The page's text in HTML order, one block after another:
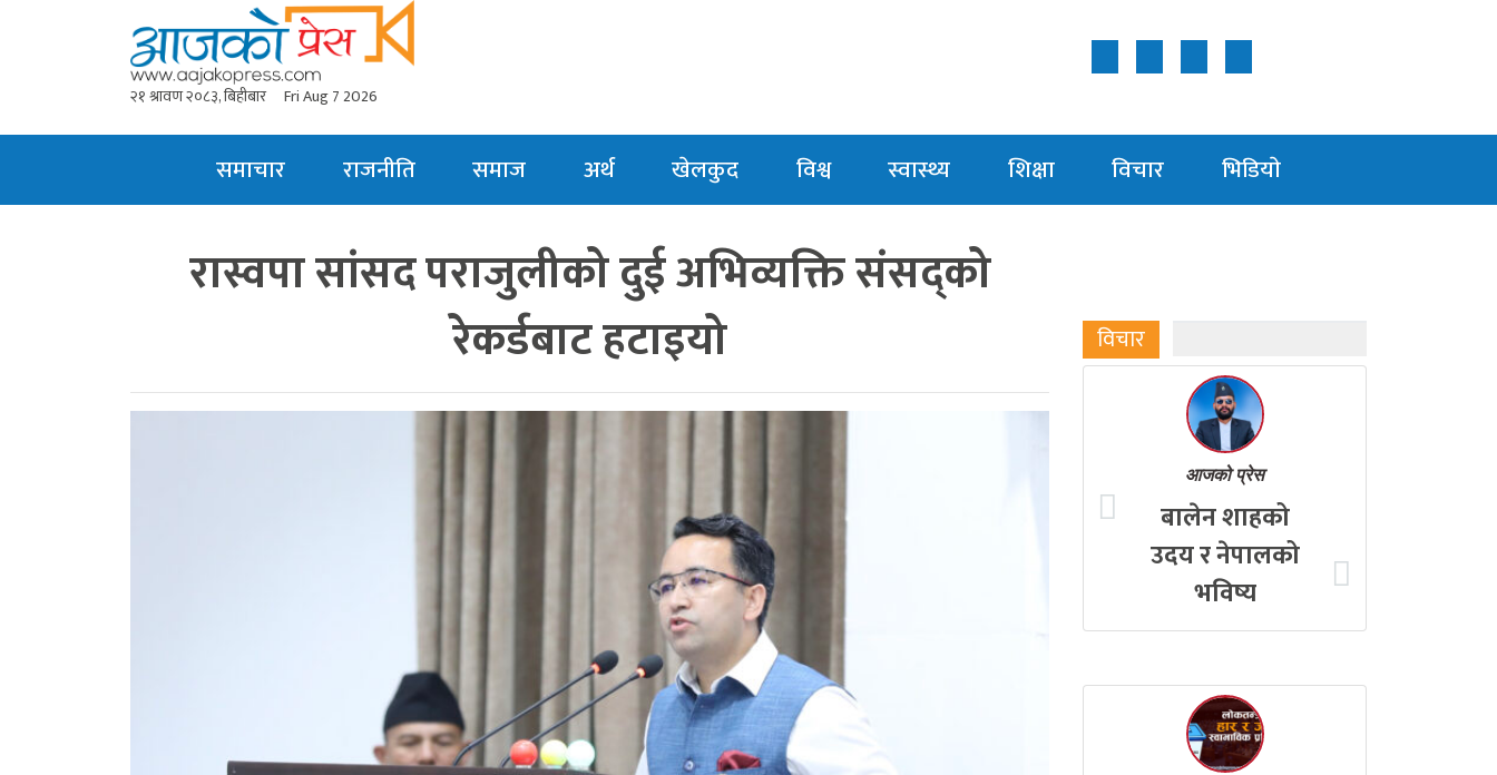
२१ श्रावण २०८३, बिहीबार Fri Aug 7 2026
समाचार राजनीति समाज अर्थ खेलकुद विश्व स्वास्थ्य शिक्षा विचार भिडियाे
रास्वपा सांसद पराजुलीको दुई अभिव्यक्ति संसद्को
रेकर्डबाट हटाइयो
विचार
आजको प्रेस
बालेन शाहको
उदय र नेपालको
भविष्य